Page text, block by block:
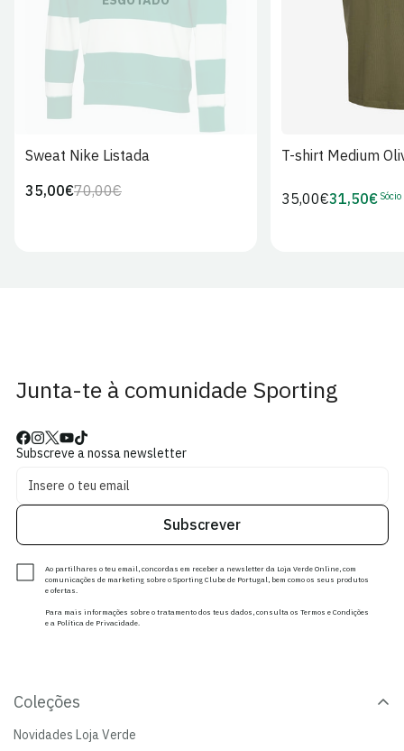
Sweat Nike Listada
Preço
70,00€Preço
35,00€
T-shirt Medium
Preço
35,00€Preço
31,50€ Sócio
Junta-te à comunidade Sporting
Subscreve a nossa newsletter
Subscrever
Ao partilhares o teu email, concordas em receber a newsletter da Loja Verde Online, com
comunicações de marketing sobre o Sporting Clube de Portugal, bem como os seus produtos
e ofertas.
Para mais informações sobre o tratamento dos teus dados, consulta os Termos e Condições
e a Política de Privacidade.
Coleções
Novidades Loja Verde